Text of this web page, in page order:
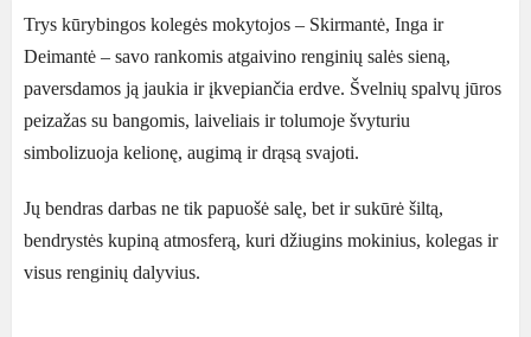
Trys kūrybingos kolegės mokytojos – Skirmantė, Inga ir
Deimantė – savo rankomis atgaivino renginių salės sieną,
paversdamos ją jaukia ir įkvepiančia erdve. Švelnių spalvų jūros
peizažas su bangomis, laiveliais ir tolumoje švyturiu
simbolizuoja kelionę, augimą ir drąsą svajoti.
Jų bendras darbas ne tik papuošė salę, bet ir sukūrė šiltą,
bendrystės kupiną atmosferą, kuri džiugins mokinius, kolegas ir
visus renginių dalyvius.